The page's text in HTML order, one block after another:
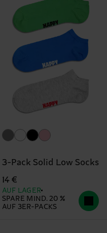
3-Pack Solid Low Socks
14 €
AUF LAGER
SPARE MIND. 20 %
AUF 3ER-PACKS